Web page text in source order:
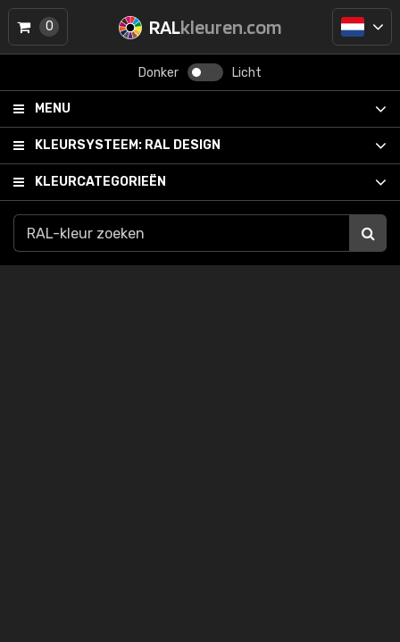
RALkleuren.com
Donker Licht
MENU
KLEURSYSTEEM: RAL DESIGN
KLEURCATEGORIEËN
0